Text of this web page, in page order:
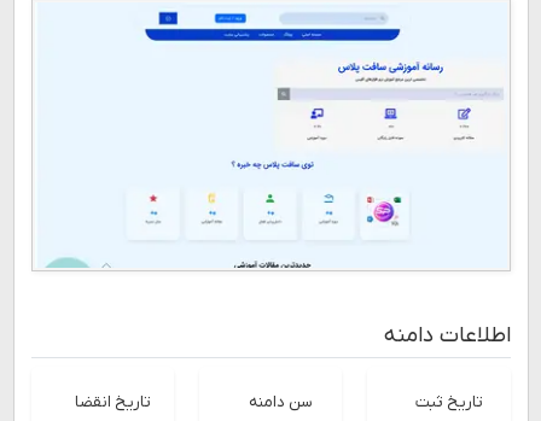
اطلاعات دامنه
تاریخ ثبت سن دامنه تاریخ انقضا